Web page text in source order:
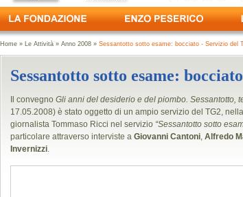
Home » Le Attività » Anno 2008 » Sessantotto sotto esame: bocciato - Servizio del
Sessantotto sotto esame:
Il convegno Gli anni del desiderio e del piombo. Sessantotto,
17.05.2008) è stato oggetto di un ampio servizio del TG2,
giornalista Tommaso Ricci nel servizio “Sessantotto sotto
particolare attraverso interviste a Giovanni Cantoni, Alfredo
Invernizzi.